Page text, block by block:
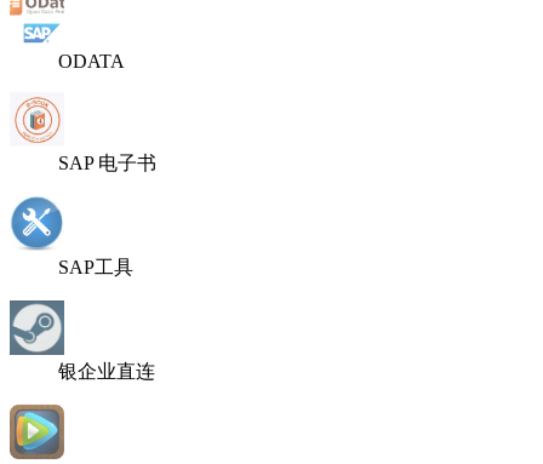
ODATA
SAP 电子书
SAP工具
银企业直连